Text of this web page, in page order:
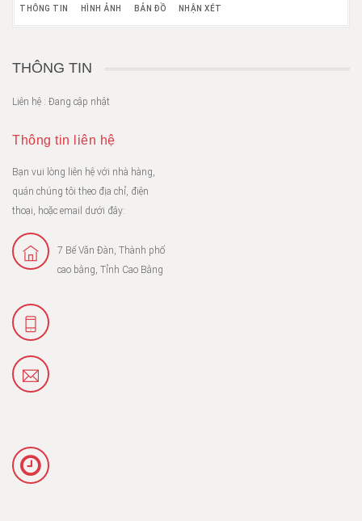
THÔNG TIN HÌNH ẢNH BẢN ĐỒ NHẬN XÉT
THÔNG TIN
Liên hệ : Đang cập nhật
Thông tin liên hệ
Bạn vui lòng liên hệ với nhà hàng,
quán chúng tôi theo địa chỉ, điện
thoại, hoặc email dưới đây:
7 Bế Văn Đàn, Thành phố
cao bằng, Tỉnh Cao Bằng